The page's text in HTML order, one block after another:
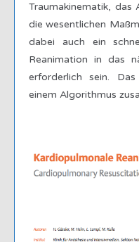
Traumakinematik, das
die wesentlichen
dabei auch ein
Reanimation in das
erforderlich sein.
einem Algorithmus